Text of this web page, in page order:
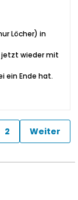
Löcher) in
jetzt wieder mit
ein Ende hat.
2 Weiter